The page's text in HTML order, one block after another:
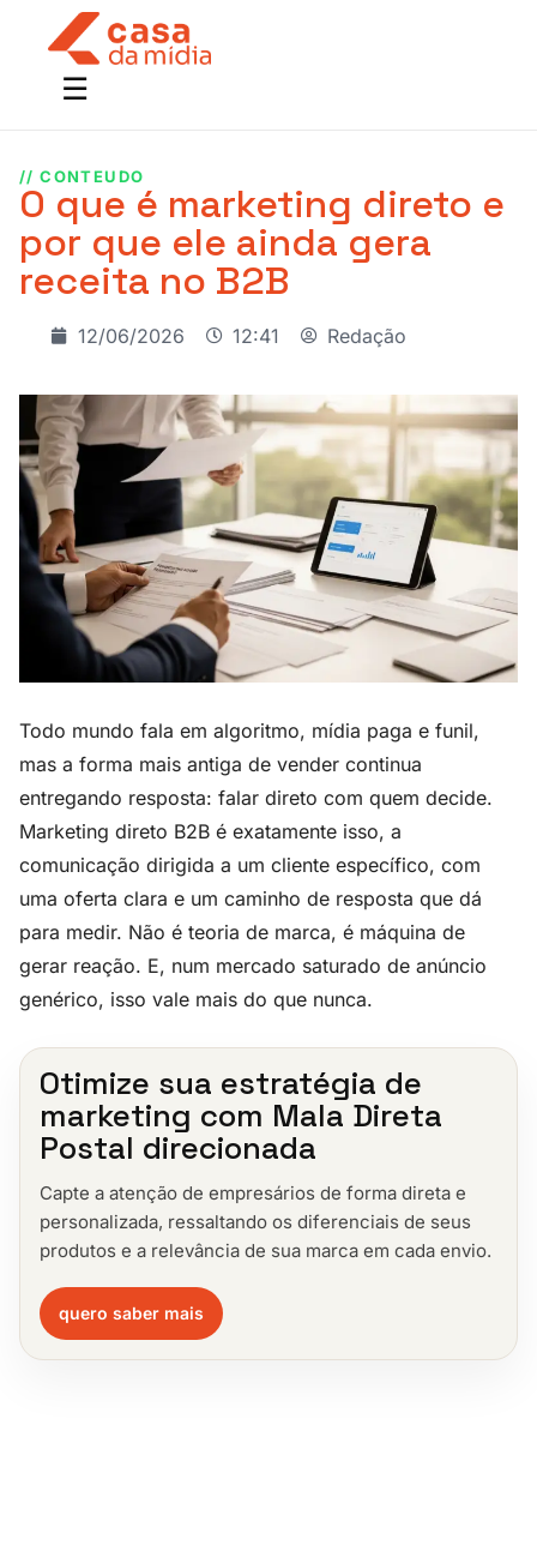
// CONTEUDO
O que é marketing direto e
por que ele ainda gera
receita no B2B
12/06/2026 12:41 Redação
Todo mundo fala em algoritmo, mídia paga e funil,
mas a forma mais antiga de vender continua
entregando resposta: falar direto com quem decide.
Marketing direto B2B é exatamente isso, a
comunicação dirigida a um cliente específico, com
uma oferta clara e um caminho de resposta que dá
para medir. Não é teoria de marca, é máquina de
gerar reação. E, num mercado saturado de anúncio
genérico, isso vale mais do que nunca.
Otimize sua estratégia de
marketing com Mala Direta
Postal direcionada
Capte a atenção de empresários de forma direta e
personalizada, ressaltando os diferenciais de seus
produtos e a relevância de sua marca em cada envio.
quero saber mais